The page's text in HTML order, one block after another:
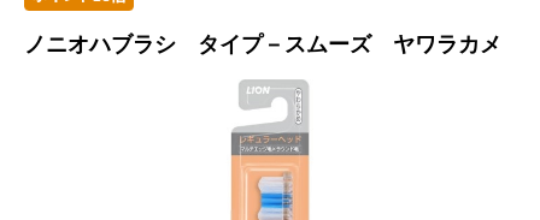
ノニオハブラシ タイプ－スムーズ ヤワラカメ